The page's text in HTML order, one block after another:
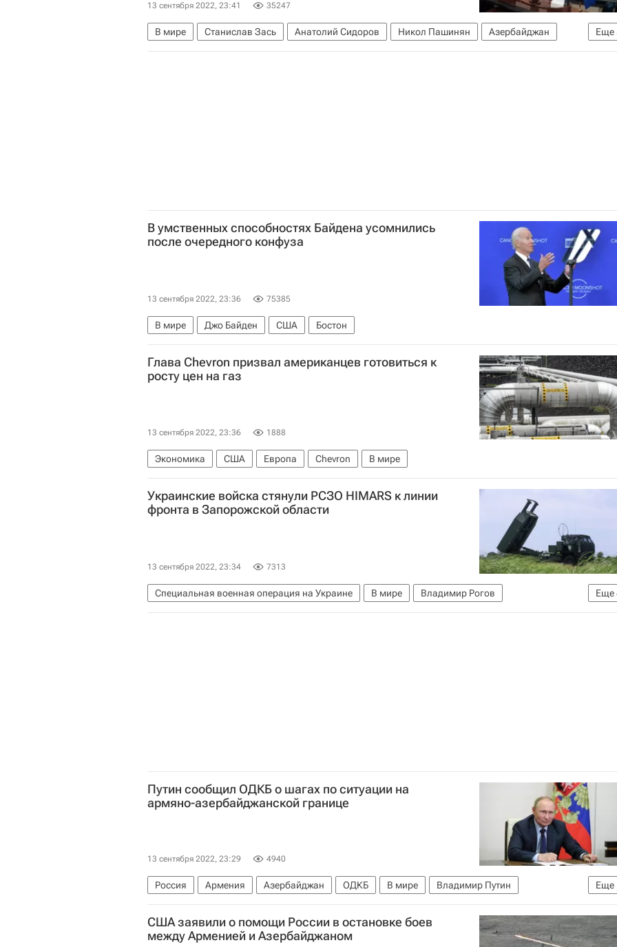
13 сентября 2022, 23:41 35247
Еще
В мире Станислав Зась Анатолий Сидоров Никол Пашинян
Азербайджан
Ереван
Армения ОДКБ
Совет Безопасности ООН
В умственных способностях Байдена усомнились
после очередного конфуза
13 сентября 2022, 23:36 75385
В мире Джо Байден США Бостон
Глава Chevron призвал американцев готовиться к
росту цен на газ
13 сентября 2022, 23:36 1888
Экономика США Европа Chevron В мире
Украинские войска стянули РСЗО HIMARS к линии
фронта в Запорожской области
13 сентября 2022, 23:34 7313
Еще
Специальная военная операция на Украине В мире
Владимир Рогов
Запорожская область
Украина Вооруженные силы Украины РСЗО HIMARS
Путин сообщил ОДКБ о шагах по ситуации на
армяно-азербайджанской границе
13 сентября 2022, 23:29 4940
Еще
Россия Армения Азербайджан ОДКБ В мире
Владимир Путин
Ситуация на армяно-азербайджанской границе
США заявили о помощи России в остановке боев
между Арменией и Азербайджаном